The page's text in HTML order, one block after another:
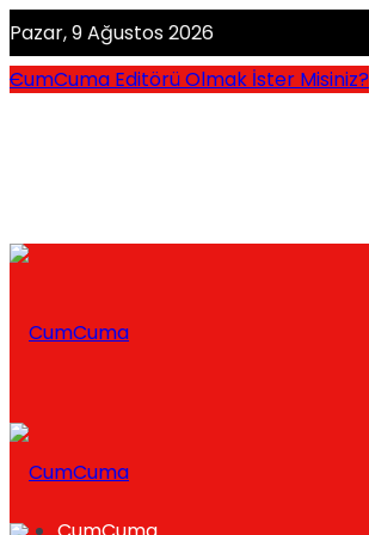
Pazar, 9 Ağustos 2026
CumCuma Editörü Olmak İster Misiniz?